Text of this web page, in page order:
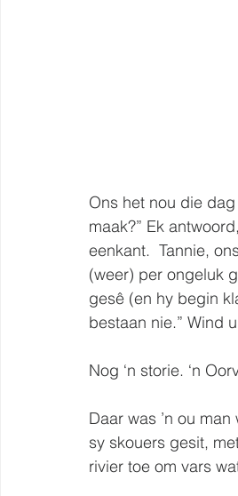
Ons het nou die
maak?” Ek
eenkant.  Tannie,
(weer) per ongeluk
gesê (en hy begin
bestaan nie.” Wind
Nog ‘n storie. ‘n
Daar was ’n ou
sy skouers gesit,
rivier toe om vars